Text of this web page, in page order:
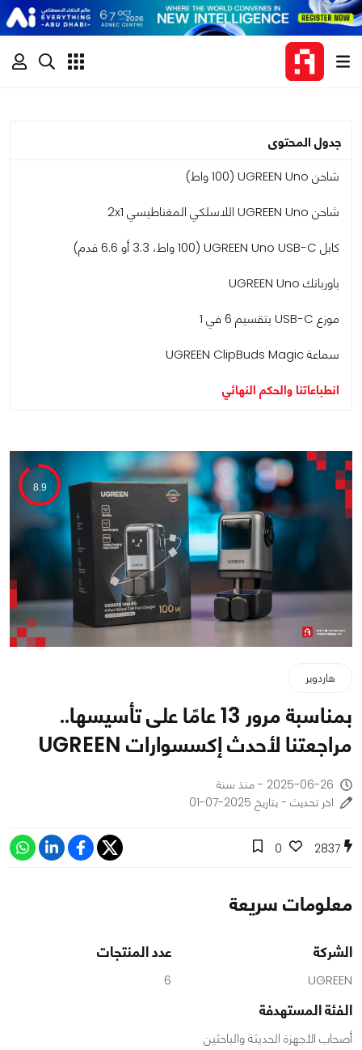
جدول المحتوى
شاحن UGREEN Uno (100 واط)
شاحن UGREEN Uno اللاسلكي المغناطيسي 2x1
كابل UGREEN Uno USB-C (100 واط، 3.3 أو 6.6 قدم)
باوربانك UGREEN Uno
موزع USB-C بتقسيم 6 في 1
سماعة UGREEN ClipBuds Magic
انطباعاتنا والحكم النهائي
8.9
هاردوير
بمناسبة مرور 13 عامًا على تأسيسها..
مراجعتنا لأحدث إكسسوارات UGREEN
2025-06-26 - منذ سنة
اخر تحديث - بتاريخ 2025-07-01
2837
0
معلومات سريعة
الشركة
UGREEN
عدد المنتجات
6
الفئة المستهدفة
أصحاب الأجهزة الحديثة والباحثين